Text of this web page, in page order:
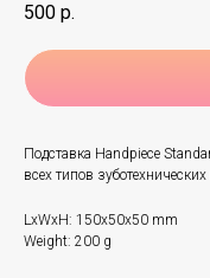
500 р.
Подставка Handpiece
всех типов
LxWxH: 150x50x50 mm
Weight: 200 g